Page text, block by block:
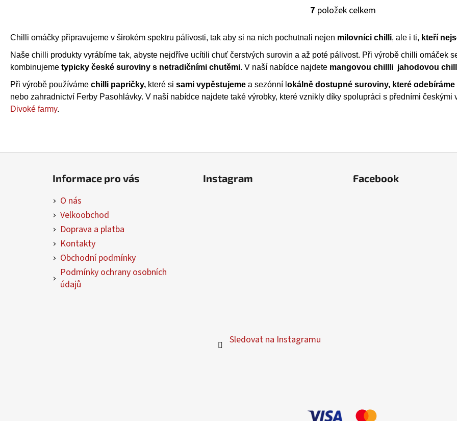
O
l
á
d
a
c
í
y
7 položek celkem
Chilli omáčky připravujeme v širokém spektru pálivosti, tak aby si na nich pochutnali nejen milovníci chilli, ale i ti, kteří
Naše chilli produkty vyrábíme tak, abyste nejdříve ucítili chuť čerstvých surovin a až poté pálivost. Při výrobě chilli omáček
kombinujeme typicky české suroviny s netradičními chutěmi. V naší nabídce najdete mangovou chillli jahodovou
Při výrobě používáme chilli papričky, které si sami vypěstujeme a sezónní l okálně dostupné suroviny, které
nebo zahradnictví Ferby Pasohlávky. V naší nabídce najdete také výrobky, které vznikly díky spolupráci s předními českými
Divoké farmy.
Informace pro vás
O nás
Velkoobchod
Doprava a platba
Kontakty
Obchodní podmínky
Podmínky ochrany osobních
údajů
Instagram
Sledovat na Instagramu
Facebook